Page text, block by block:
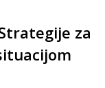
za